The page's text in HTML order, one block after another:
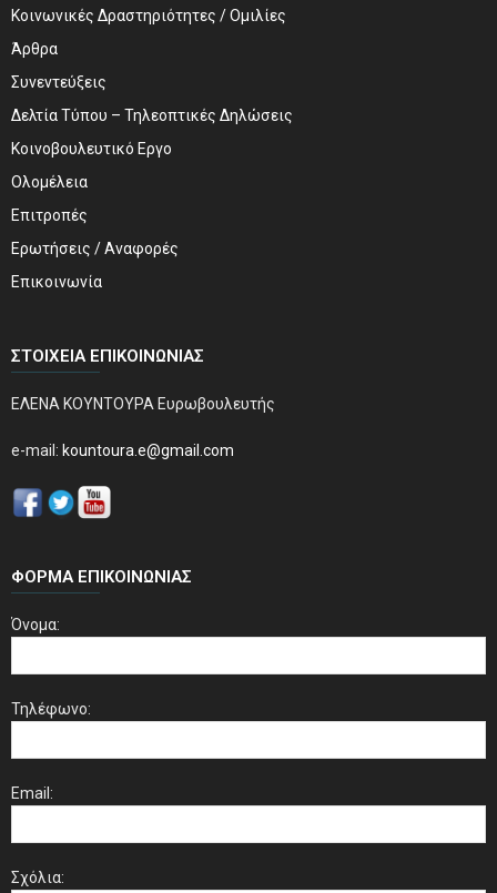
Κοινωνικές Δραστηριότητες / Ομιλίες
Άρθρα
Συνεντεύξεις
Δελτία Τύπου – Τηλεοπτικές Δηλώσεις
Κοινοβουλευτικό Εργο
Ολομέλεια
Επιτροπές
Ερωτήσεις / Αναφορές
Επικοινωνία
ΣΤΟΙΧΕΊΑ ΕΠΙΚΟΙΝΩΝΊΑΣ
ΕΛΕΝΑ ΚΟΥΝΤΟΥΡΑ Ευρωβουλευτής
e-mail: kountoura.e@gmail.com
ΦΌΡΜΑ ΕΠΙΚΟΙΝΩΝΊΑΣ
Όνομα:
Τηλέφωνο:
Email:
Σχόλια: